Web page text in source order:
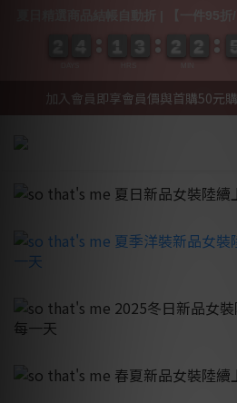
加入會員即享會員價與首購50元
3333 2
2
2
2 2
2
2
2